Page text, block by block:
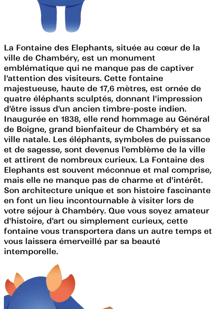
La Fontaine des Elephants, située au cœur de la
ville de Chambéry, est un monument
emblématique qui ne manque pas de captiver
l'attention des visiteurs. Cette fontaine
majestueuse, haute de 17,6 mètres, est ornée de
quatre éléphants sculptés, donnant l'impression
d'être issus d'un ancien timbre-poste indien.
Inaugurée en 1838, elle rend hommage au Général
de Boigne, grand bienfaiteur de Chambéry et sa
ville natale. Les éléphants, symboles de puissance
et de sagesse, sont devenus l'emblème de la ville
et attirent de nombreux curieux. La Fontaine des
Elephants est souvent méconnue et mal comprise,
mais elle ne manque pas de charme et d'intérêt.
Son architecture unique et son histoire fascinante
en font un lieu incontournable à visiter lors de
votre séjour à Chambéry. Que vous soyez amateur
d'histoire, d'art ou simplement curieux, cette
fontaine vous transportera dans un autre temps et
vous laissera émerveillé par sa beauté
intemporelle.